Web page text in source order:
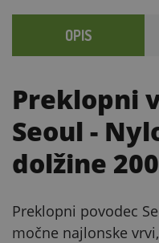
OPIS
Preklopni
Seoul -
dolžine
Preklopni povodec
močne najlonske